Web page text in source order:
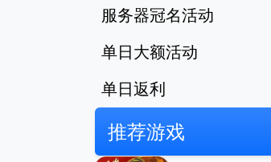
服务器冠名活动
单日大额活动
单日返利
推荐游戏